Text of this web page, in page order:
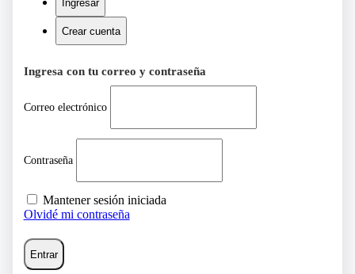
Ingresar
Crear cuenta
Ingresa con tu correo y contraseña
Correo electrónico
Contraseña
Mantener sesión iniciada
Olvidé mi contraseña
Entrar